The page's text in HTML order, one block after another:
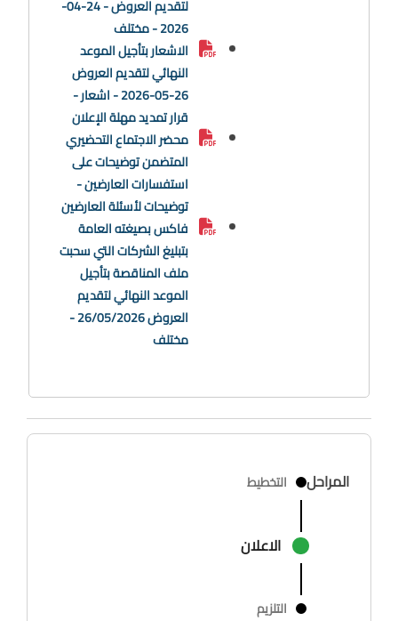
لتقديم العروض - 24-04-
2026 - مختلف
الاشعار بتأجيل الموعد
النهائي لتقديم العروض
26-05-2026 - اشعار -
قرار تمديد مهلة الإعلان
محضر الاجتماع التحضيري
المتضمن توضيحات على
استفسارات العارضين -
توضيحات لأسئلة العارضين
فاكس بصيغته العامة
بتبليغ الشركات التي سحبت
ملف المناقصة بتأجيل
الموعد النهائي لتقديم
العروض 26/05/2026 -
مختلف
المراحل التخطيط
الاعلان
التلزيم